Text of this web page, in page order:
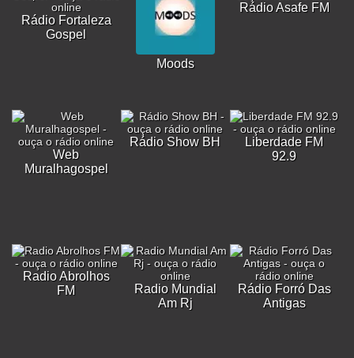
Rádio Fortaleza
Gospel
Moods
Rádio Asafe FM
Web
Muralhagospel
Rádio Show BH
Liberdade FM
92.9
Radio Abrolhos
FM
Radio Mundial
Am Rj
Rádio Forró Das
Antigas